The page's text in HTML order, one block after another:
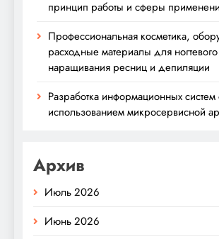
принцип работы и сферы
Профессиональная косметика,
расходные материалы для
наращивания ресниц и депиляции
Разработка информационных систем
использованием микросервисной
Архив
Июль 2026
Июнь 2026